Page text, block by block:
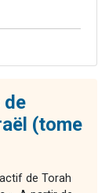
de
(tome
de Torah